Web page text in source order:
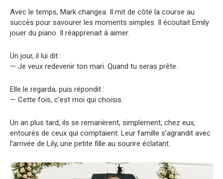
Avec le temps, Mark changea. Il mit de côté la course au
succès pour savourer les moments simples. Il écoutait Emily
jouer du piano. Il réapprenait à aimer.
Un jour, il lui dit :
— Je veux redevenir ton mari. Quand tu seras prête.
Elle le regarda, puis répondit :
— Cette fois, c’est moi qui choisis.
Un an plus tard, ils se remarièrent, simplement, chez eux,
entourés de ceux qui comptaient. Leur famille s’agrandit avec
l’arrivée de Lily, une petite fille au sourire éclatant.